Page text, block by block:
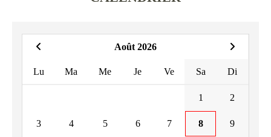
Août 2026
Lu Ma Me Je Ve Sa Di
1 2
3 4 5 6 7 8 9